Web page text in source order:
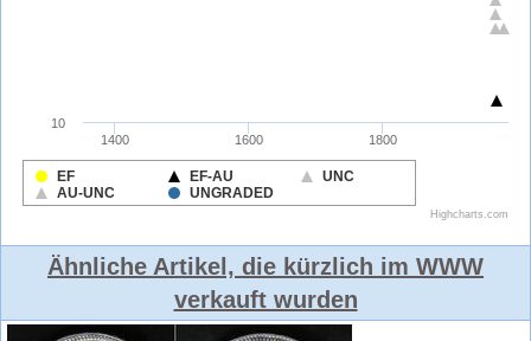
Ähnliche Artikel, die kürzlich im WWW
verkauft wurden